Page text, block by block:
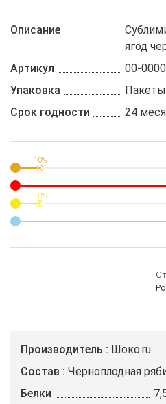
Описание
ягод
Артикул
00-
Упаковка
Пакеты
Срок годности
24
10%
10%
Производитель
Шоко.ru
Состав
Черноплодная
Белки